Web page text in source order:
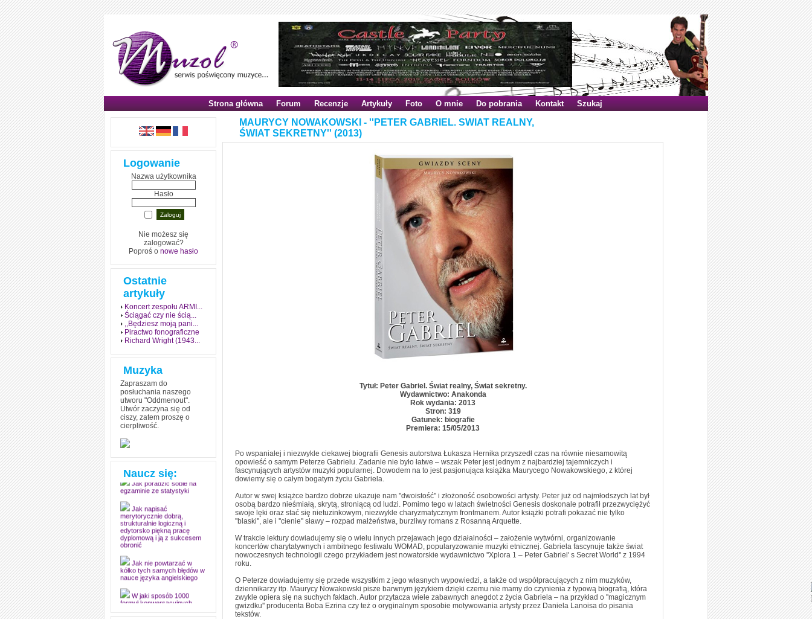
Strona główna Forum Recenzje Artykuły Foto O mnie Do pobrania Kontakt Szukaj
Logowanie
Nazwa użytkownika
Hasło
Nie możesz się
zalogować?
Poproś o nowe hasło
Ostatnie
artykuły
Koncert zespołu ARMI...
Ściągać czy nie ścią...
,,Będziesz moją pani...
Piractwo fonograficzne
Richard Wright (1943...
Muzyka
Zapraszam do
posłuchania naszego
utworu "Oddmenout".
Utwór zaczyna się od
ciszy, zatem proszę o
cierpliwość.
Naucz się:
Jak stworzyć fenomen
egzamin? Poznaj metody
mistrzów
Jak poradzić sobie na
egzaminie ze statystyki
Jak napisać
merytorycznie dobrą,
strukturalnie logiczną i
edytorsko piękną pracę
dyplomową i ją z sukcesem
obronić
Jak nie powtarzać w
kółko tych samych błędów w
nauce języka angielskiego
W jaki sposób 1000
pozwoli Ci opanować język
MAURYCY NOWAKOWSKI - ''PETER GABRIEL. SWIAT REALNY,
ŚWIAT SEKRETNY'' (2013)
Tytuł: Peter Gabriel. Świat realny, Świat sekretny.
Wydawnictwo: Anakonda
Rok wydania: 2013
Stron: 319
Gatunek: biografie
Premiera: 15/05/2013
Po wspaniałej i niezwykle ciekawej biografii Genesis autorstwa Łukasza Hernika przyszedł czas na równie niesamowitą
opowieść o samym Peterze Gabrielu. Zadanie nie było łatwe – wszak Peter jest jednym z najbardziej tajemniczych i
fascynujących artystów muzyki popularnej. Dowodem na to jest pasjonująca książka Maurycego Nowakowskiego, z której
dowiemy się o całym bogatym życiu Gabriela.
Autor w swej książce bardzo dobrze ukazuje nam ''dwoistość'' i złożoność osobowości artysty. Peter już od najmłodszych lat był
osobą bardzo nieśmiałą, skrytą, stroniącą od ludzi. Pomimo tego w latach świetności Genesis doskonale potrafił przezwyciężyć
swoje lęki oraz stać się nietuzinkowym, niezwykle charyzmatycznym frontmanem. Autor książki potrafi pokazać nie tylko
''blaski'', ale i ''cienie'' sławy – rozpad małżeństwa, burzliwy romans z Rosanną Arquette.
W trakcie lektury dowiadujemy się o wielu innych przejawach jego działalności – założenie wytwórni, organizowanie
koncertów charytatywnych i ambitnego festiwalu WOMAD, popularyzowanie muzyki etnicznej. Gabriela fascynuje także świat
nowoczesnych technologii czego przykładem jest nowatorskie wydawnictwo ''Xplora 1 – Peter Gabriel' s Secret World'' z 1994
roku.
O Peterze dowiadujemy się przede wszystkim z jego własnych wypowiedzi, a także od współpracujących z nim muzyków,
dziennikarzy itp. Maurycy Nowakowski pisze barwnym językiem dzięki czemu nie mamy do czynienia z typową biografią, która
zwykle opiera się na suchych faktach. Autor przytacza wiele zabawnych anegdot z życia Gabriela – na przykład o ''magicznym
gwizdku'' producenta Boba Ezrina czy też o oryginalnym sposobie motywowania artysty przez Daniela Lanoisa do pisania
tekstów.